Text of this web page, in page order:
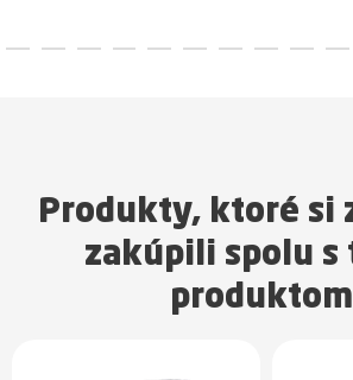
Produkty, ktoré si
zakúpili spolu s